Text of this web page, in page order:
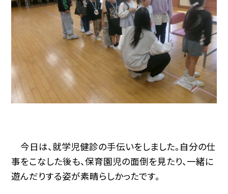
今日は、就学児健診の手伝いをしました。自分の仕
事をこなした後も、保育園児の面倒を見たり、一緒に
遊んだりする姿が素晴らしかったです。